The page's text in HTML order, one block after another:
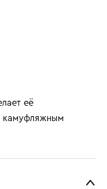
её
камуфляжным